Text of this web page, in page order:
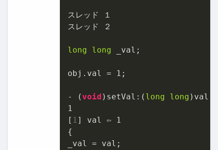
スレッド １
スレッド ２
long long _val;
obj.val = 1 ;
- (void )setVal:( long long
1
[ 1] val ⇦
1
{
_val = val;